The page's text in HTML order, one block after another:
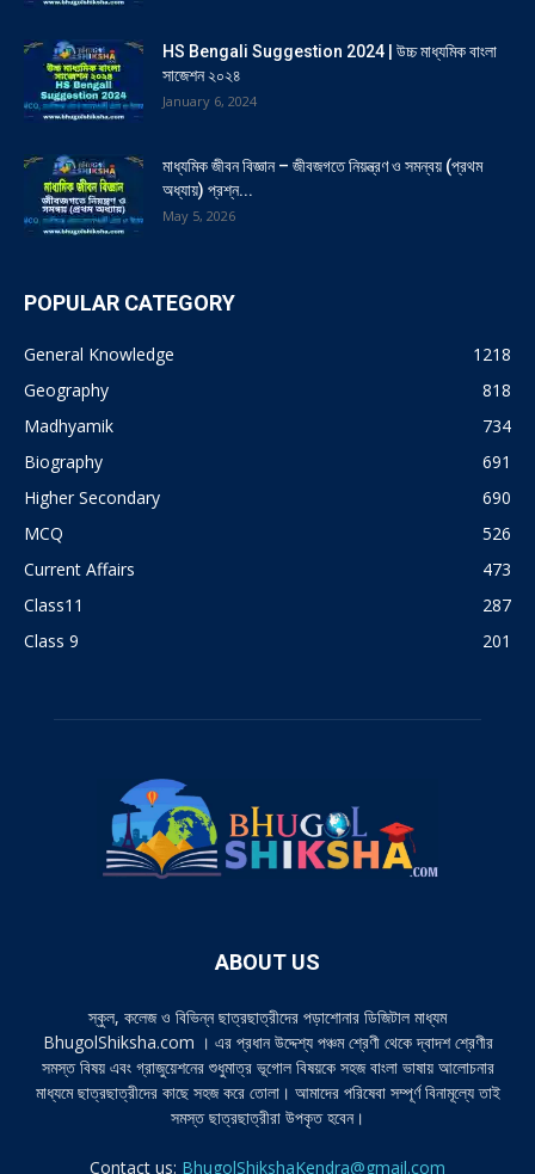
HS Bengali Suggestion 2024 | উচ্চ মাধ্যমিক বাংলা
সাজেশন ২০২৪
January 6, 2024
মাধ্যমিক জীবন বিজ্ঞান – জীবজগতে নিয়ন্ত্রণ ও সমন্বয় (প্রথম
অধ্যায়) প্রশ্ন...
May 5, 2026
POPULAR CATEGORY
General Knowledge
1218
Geography
818
Madhyamik
734
Biography
691
Higher Secondary
690
MCQ
526
Current Affairs
473
Class11
287
Class 9
201
ABOUT US
স্কুল, কলেজ ও বিভিন্ন ছাত্রছাত্রীদের পড়াশোনার ডিজিটাল মাধ্যম
BhugolShiksha.com । এর প্রধান উদ্দেশ্য পঞ্চম শ্রেণী থেকে দ্বাদশ শ্রেণীর
সমস্ত বিষয় এবং গ্রাজুয়েশনের শুধুমাত্র ভূগোল বিষয়কে সহজ বাংলা ভাষায় আলোচনার
মাধ্যমে ছাত্রছাত্রীদের কাছে সহজ করে তোলা। আমাদের পরিষেবা সম্পূর্ণ বিনামূল্যে তাই
সমস্ত ছাত্রছাত্রীরা উপকৃত হবেন।
Contact us: BhugolShikshaKendra@gmail.com